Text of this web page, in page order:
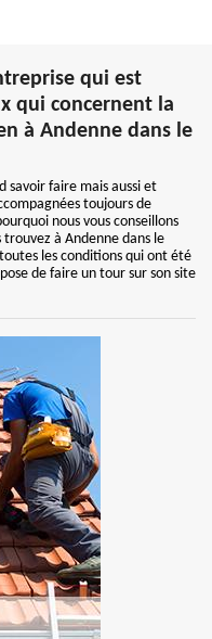
qui est
qui concernent la
à Andenne dans le
savoir faire mais aussi et
toujours de
nous vous conseillons
trouvez à Andenne dans le
les conditions qui ont été
de faire un tour sur son site